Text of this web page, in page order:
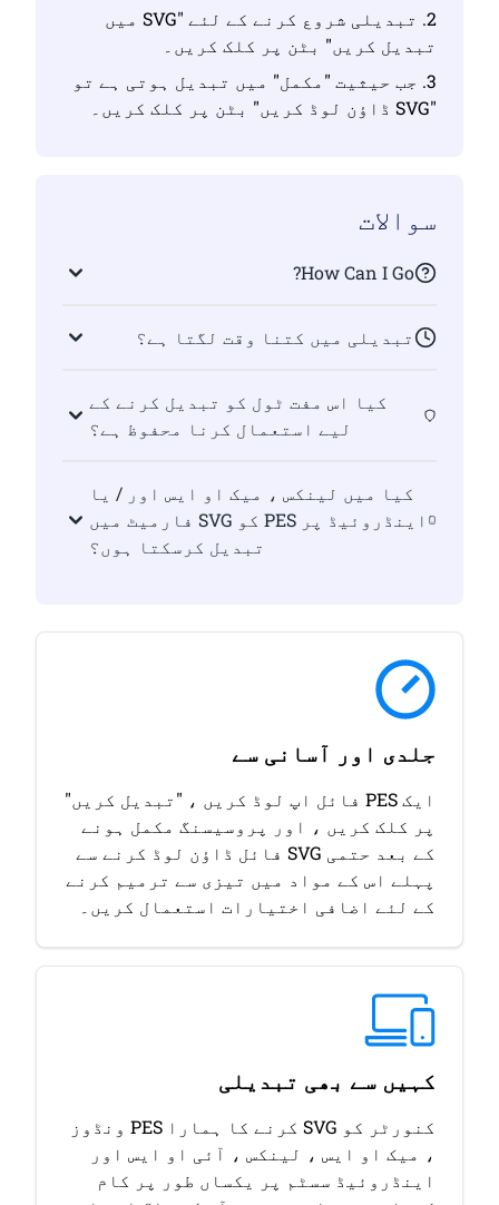
2. تبدیلی شروع کرنے کے لئے "SVG میں
تبدیل کریں" بٹن پر کلک کریں۔
3. جب حیثیت "مکمل" میں تبدیل ہوتی ہے تو
"SVG ڈاؤن لوڈ کریں" بٹن پر کلک کریں۔
سوالات
How Can I Go?
تبدیلی میں کتنا وقت لگتا ہے؟
کیا اس مفت ٹول کو تبدیل کرنے کے
لیے استعمال کرنا محفوظ ہے؟
کیا میں لینکس ، میک او ایس اور / یا
اینڈروئیڈ پر PES کو SVG فارمیٹ میں
تبدیل کرسکتا ہوں؟
جلدی اور آسانی سے
ایک PES فائل اپ لوڈ کریں ، "تبدیل کریں"
پر کلک کریں ، اور پروسیسنگ مکمل ہونے
کے بعد حتمی SVG فائل ڈاؤن لوڈ کرنے سے
پہلے اس کے مواد میں تیزی سے ترمیم کرنے
کے لئے اضافی اختیارات استعمال کریں۔
کہیں سے بھی تبدیلی
کنورٹر کو SVG کرنے کا ہمارا PES ونڈوز
، میک او ایس ، لینکس ، آئی او ایس اور
اینڈروئیڈ سسٹم پر یکساں طور پر کام